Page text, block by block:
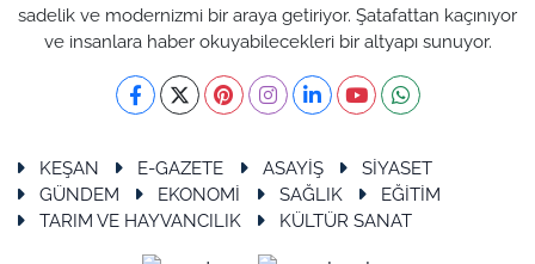
sadelik ve modernizmi bir araya getiriyor. Şatafattan kaçınıyor
ve insanlara haber okuyabilecekleri bir altyapı sunuyor.
KEŞAN E-GAZETE ASAYİŞ
SİYASET
GÜNDEM
EKONOMİ SAĞLIK
EĞİTİM
TARIM VE HAYVANCILIK
KÜLTÜR SANAT